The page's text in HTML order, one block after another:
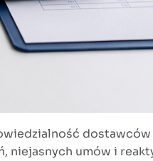
niejasnych umów i